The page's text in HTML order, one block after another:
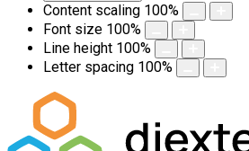
Content scaling 100%
Font size 100%
Line height 100%
Letter spacing 100%